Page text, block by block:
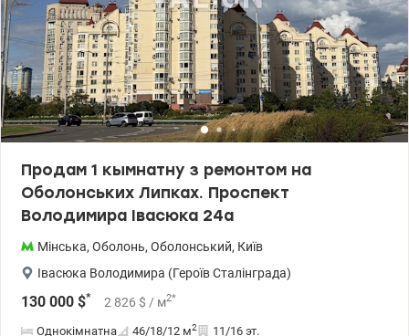
Продам 1 кымнатну з ремонтом на
Оболонських Липках. Проспект
Володимира Івасюка 24а
Мінська, Оболонь, Оболонський, Київ
Івасюка Володимира (Героїв Сталінграда)
130 000 $* 2 826 $ / м2*
Однокімнатна 46/18/12 м2 11/16 эт.